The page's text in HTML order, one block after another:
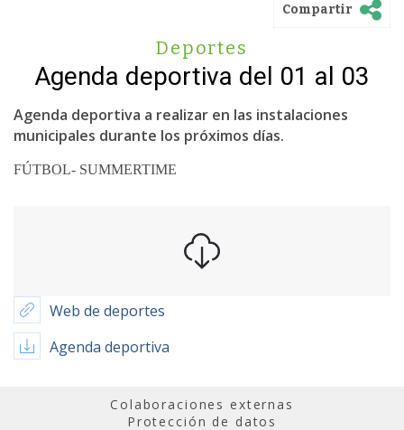
Compartir
Deportes
Agenda deportiva del 01 al 03
Agenda deportiva a realizar en las instalaciones
municipales durante los próximos días.
FÚTBOL- SUMMERTIME
Web de deportes
Agenda deportiva
Colaboraciones externas
Protección de datos